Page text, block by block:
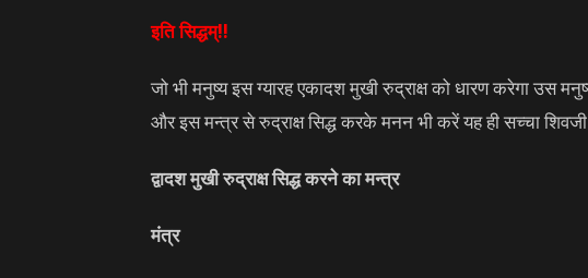
इति सिद्धम्!!
जो भी मनुष्य इस ग्यारह एकादश मुखी रुद्राक्ष को धारण करेगा उस
और इस मन्त्र से रुद्राक्ष सिद्ध करके मनन भी करें यह ही सच्चा
द्वादश मुखी रुद्राक्ष सिद्ध करने का मन्त्र
मंत्र